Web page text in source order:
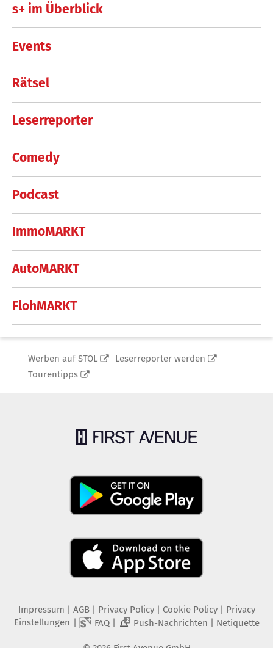
s+ im Überblick
Events
Rätsel
Leserreporter
Comedy
Podcast
ImmoMARKT
AutoMARKT
FlohMARKT
Werben auf STOL
Leserreporter werden
Tourentipps
Impressum | AGB | Privacy Policy| Cookie Policy| Privacy
Einstellungen | FAQ| 2 Push-Nachrichten | Netiquette